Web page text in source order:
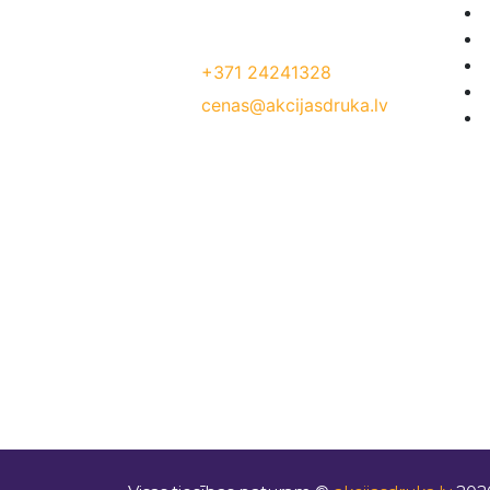
+371 24241328
cenas@akcijasdruka.lv